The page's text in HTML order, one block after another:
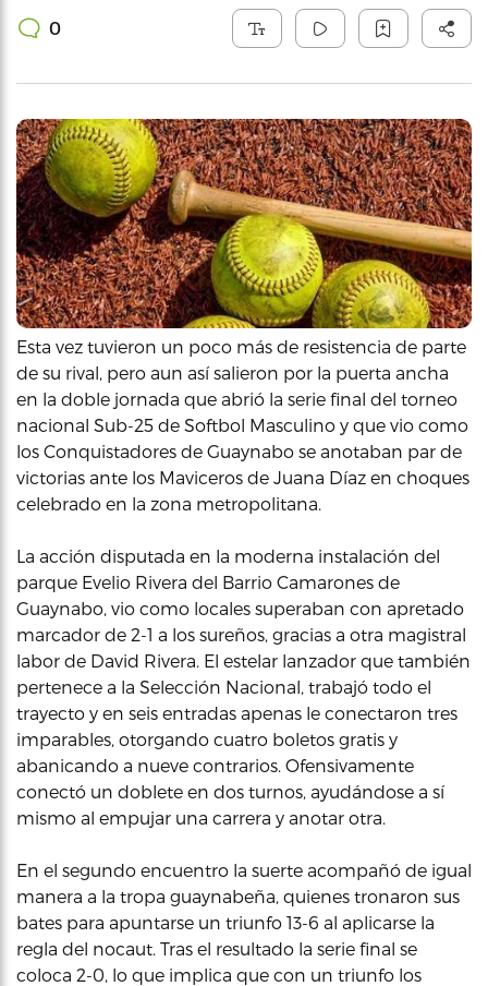
0
Esta vez tuvieron un poco más de resistencia de parte
de su rival, pero aun así salieron por la puerta ancha
en la doble jornada que abrió la serie final del torneo
nacional Sub-25 de Softbol Masculino y que vio como
los Conquistadores de Guaynabo se anotaban par de
victorias ante los Maviceros de Juana Díaz en choques
celebrado en la zona metropolitana.
La acción disputada en la moderna instalación del
parque Evelio Rivera del Barrio Camarones de
Guaynabo, vio como locales superaban con apretado
marcador de 2-1 a los sureños, gracias a otra magistral
labor de David Rivera. El estelar lanzador que también
pertenece a la Selección Nacional, trabajó todo el
trayecto y en seis entradas apenas le conectaron tres
imparables, otorgando cuatro boletos gratis y
abanicando a nueve contrarios. Ofensivamente
conectó un doblete en dos turnos, ayudándose a sí
mismo al empujar una carrera y anotar otra.
En el segundo encuentro la suerte acompañó de igual
manera a la tropa guaynabeña, quienes tronaron sus
bates para apuntarse un triunfo 13-6 al aplicarse la
regla del nocaut. Tras el resultado la serie final se
coloca 2-0, lo que implica que con un triunfo los